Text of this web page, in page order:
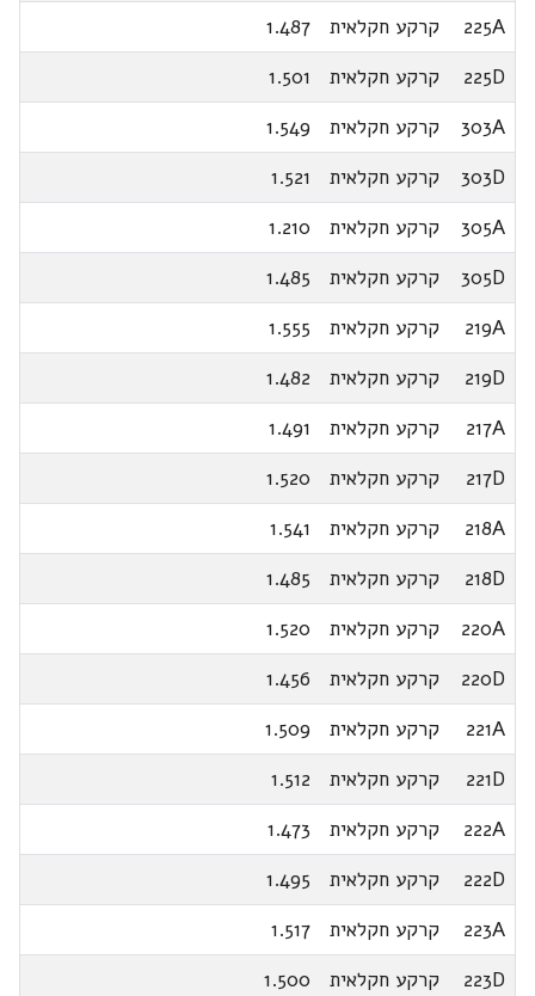
225A
קרקע חקלאית
1.487
225D
קרקע חקלאית
1.501
303A
קרקע חקלאית
1.549
303D
קרקע חקלאית
1.521
305A
קרקע חקלאית
1.210
305D
קרקע חקלאית
1.485
219A
קרקע חקלאית
1.555
219D
קרקע חקלאית
1.482
217A
קרקע חקלאית
1.491
217D
קרקע חקלאית
1.520
218A
קרקע חקלאית
1.541
218D
קרקע חקלאית
1.485
220A
קרקע חקלאית
1.520
220D
קרקע חקלאית
1.456
221A
קרקע חקלאית
1.509
221D
קרקע חקלאית
1.512
222A
קרקע חקלאית
1.473
222D
קרקע חקלאית
1.495
223A
קרקע חקלאית
1.517
223D
קרקע חקלאית 1.500